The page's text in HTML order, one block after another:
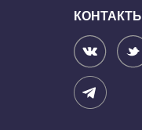
КОНТАКТЫ